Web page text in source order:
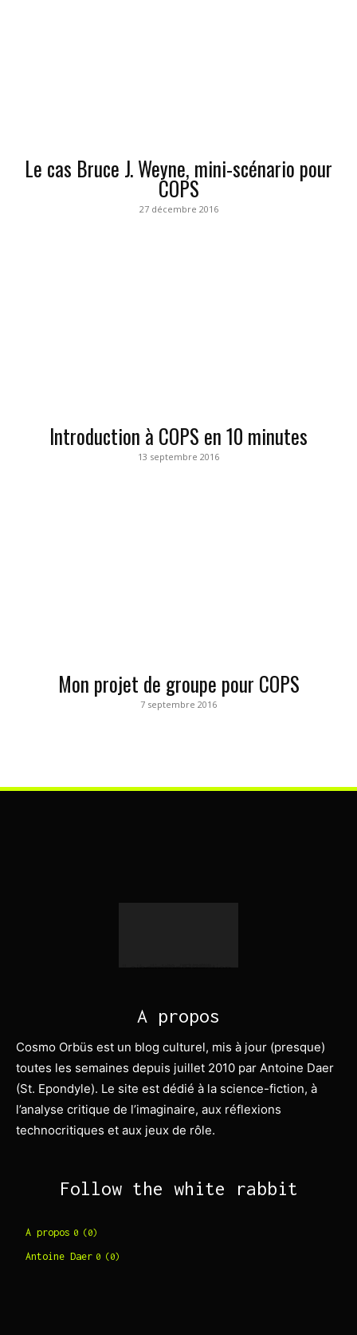
Le cas Bruce J. Weyne, mini-scénario pour
COPS
27 décembre 2016
Introduction à COPS en 10 minutes
13 septembre 2016
Mon projet de groupe pour COPS
7 septembre 2016
0 (0)
" alt="science-fiction-analyse-jdr" width="463" height="583">
A propos
Cosmo Orbüs est un blog culturel, mis à jour (presque)
toutes les semaines depuis juillet 2010 par Antoine Daer
(St. Epondyle). Le site est dédié à la science-fiction, à
l’analyse critique de l’imaginaire, aux réflexions
technocritiques et aux jeux de rôle.
Follow the white rabbit
A propos 0 (0)
Antoine Daer 0 (0)